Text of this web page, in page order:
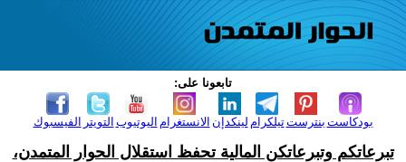
تابعونا على:
الفيسبوك التويتر اليوتيوب الانستغرام لينكدإن تيلكرامبنترست بودكاست
تبرعاتكم وتبرعاتكن المالية تحفظ استقلال الحوار المتمدن،